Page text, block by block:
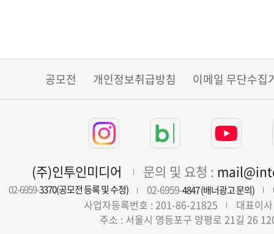
공모전 개인정보취급방침 이메일 무단수집
(주)인투인미디어 문의 및 요청 :
02-6959-3370(공모전 등록 및 수정) 02-6959-4847 (배너광고 문의)
사업자등록번호 : 201-86-21825
대표이
주소 : 서울시 영등포구 양평로 21길 26